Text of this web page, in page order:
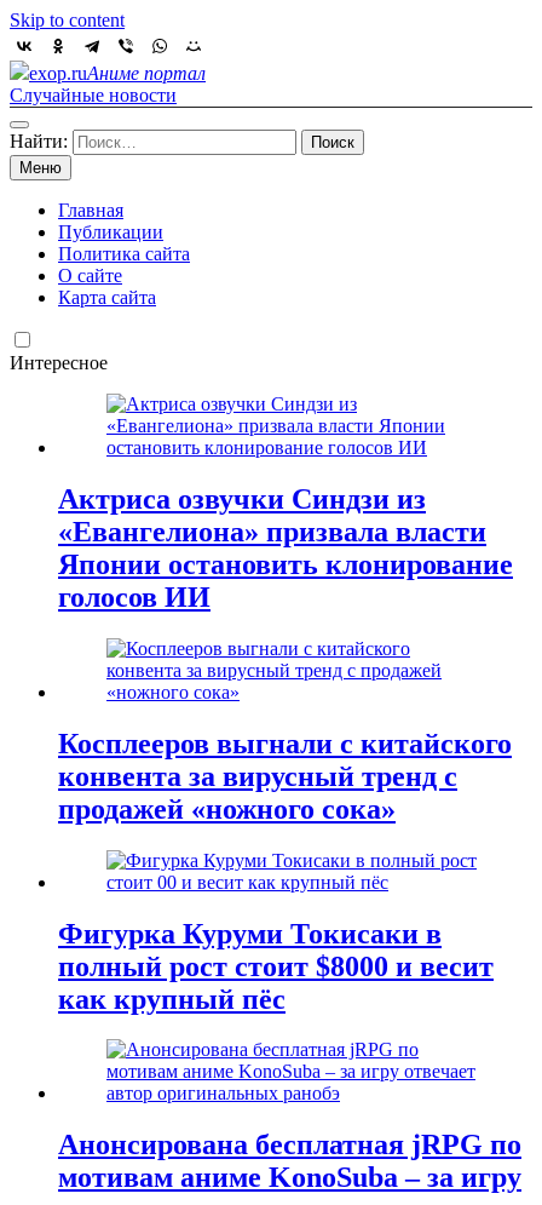
Skip to content
exop.ruАниме портал
Случайные новости
Найти:
Меню
Главная
Публикации
Политика сайта
О сайте
Карта сайта
Интересное
Актриса озвучки Синдзи из
«Евангелиона» призвала власти
Японии остановить клонирование
голосов ИИ
Косплееров выгнали с китайского
конвента за вирусный тренд с
продажей «ножного сока»
Фигурка Куруми Токисаки в
полный рост стоит $8000 и весит
как крупный пёс
Анонсирована бесплатная jRPG по
мотивам аниме KonoSuba – за игру